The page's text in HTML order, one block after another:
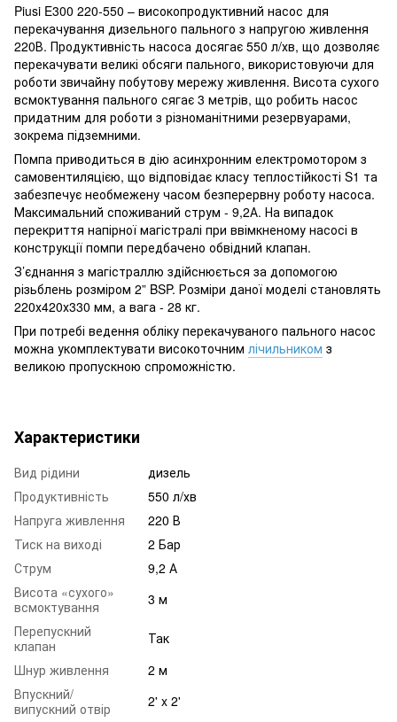
Piusi E300 220-550 – високопродуктивний насос для
перекачування дизельного пального з напругою живлення
220В. Продуктивність насоса досягає 550 л/хв, що дозволяє
перекачувати великі обсяги пального, використовуючи для
роботи звичайну побутову мережу живлення. Висота сухого
всмоктування пального сягає 3 метрів, що робить насос
придатним для роботи з різноманітними резервуарами,
зокрема підземними.
Помпа приводиться в дію асинхронним електромотором з
самовентиляцією, що відповідає класу теплостійкості S1 та
забезпечує необмежену часом безперервну роботу насоса.
Максимальний споживаний струм - 9,2А. На випадок
перекриття напірної магістралі при ввімкненому насосі в
конструкції помпи передбачено обвідний клапан.
З’єднання з магістраллю здійснюється за допомогою
різьблень розміром 2” BSP. Розміри даної моделі становлять
220х420х330 мм, а вага - 28 кг.
При потребі ведення обліку перекачуваного пального насос
можна укомплектувати високоточним лічильником з
великою пропускною спроможністю.
Характеристики
Вид рідини
дизель
Продуктивність
550 л/хв
Напруга живлення
220 В
Тиск на виході
2 Бар
Струм
9,2 А
Висота «сухого»
всмоктування
3 м
Перепускний
клапан
Так
Шнур живлення
2 м
Впускний/
випускний отвір
2' x 2'